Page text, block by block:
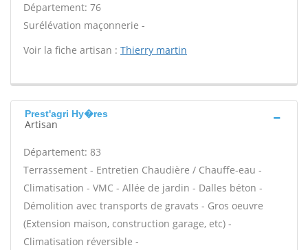
Département: 76
Surélévation maçonnerie -
Voir la fiche artisan : Thierry martin
Prest'agri Hy�res
Artisan
Département: 83
Terrassement - Entretien Chaudière / Chauffe-eau -
Climatisation - VMC - Allée de jardin - Dalles béton -
Démolition avec transports de gravats - Gros oeuvre
(Extension maison, construction garage, etc) -
Climatisation réversible -